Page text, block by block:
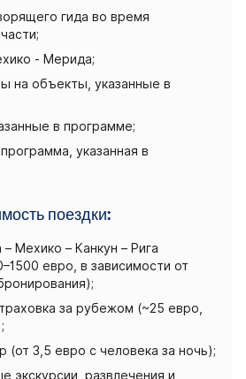
гида во время
- Мерида;
на объекты, указанные в
в программе;
указанная в
поездки:
Мехико – Канкун – Рига
евро, в зависимости от
за рубежом (~25 евро,
(от 3,5 евро с человека за ночь);
экскурсии, развлечения и